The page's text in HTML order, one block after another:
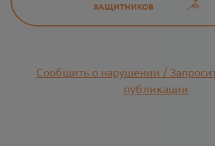
ЗАЩИТНИКОВ
Сообщить о нарушении /
публикации